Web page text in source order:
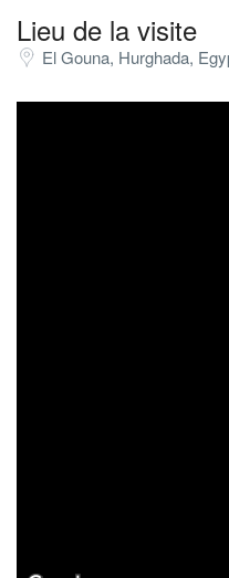
Lieu de la visite
El Gouna, Hurghada,